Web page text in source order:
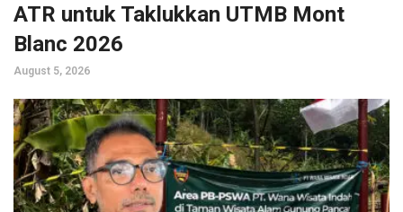
ATR untuk Taklukkan UTMB Mont
Blanc 2026
August 5, 2026